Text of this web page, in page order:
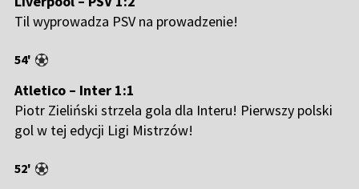
Til wyprowadza PSV na prowadzenie!
54'
Atletico – Inter 1:1
Piotr Zieliński strzela gola dla Interu! Pierwszy polski
gol w tej edycji Ligi Mistrzów!
52'